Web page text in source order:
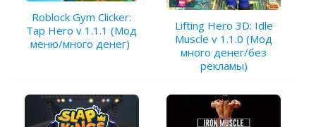
Roblock Gym Clicker:
Tap Hero v 1.1.1 (Мод
меню/много денег)
Lifting Hero 3D: Idle
Muscle v 1.1.0 (Мод
много денег/без
рекламы)